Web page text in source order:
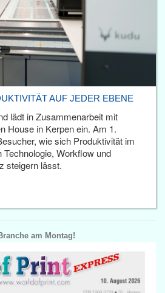
AUF JEDER EBENE
lädt in Zusammenarbeit mit
House in Kerpen ein. Am 1.
wie sich Produktivität im
Workflow und
steigern lässt.
am Montag!